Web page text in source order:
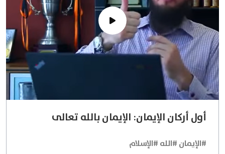
أول أركان الإيمان: الإيمان بالله تعالى
#الإيمان #الله #الإسلام